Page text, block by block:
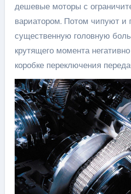
дешевые моторы с
вариатором. Потом чипуют и
существенную головную
крутящего момента
коробке переключения